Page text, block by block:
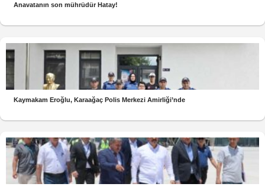
Anavatanın son mührüdür Hatay!
Kaymakam Eroğlu, Karaağaç Polis Merkezi Amirliği’nde